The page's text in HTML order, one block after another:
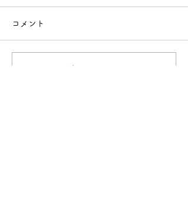
コメント
コメントを追加…